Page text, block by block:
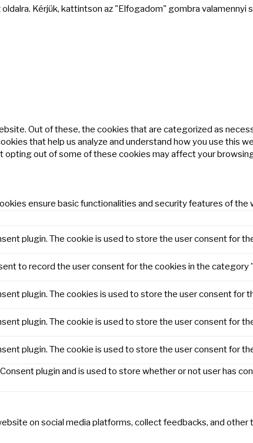
Kérjük, kattintson az "Elfogadom" gombra valamennyi
Out of these, the cookies that are categorized as
that help us analyze and understand how you use this
out of some of these cookies may affect your
ensure basic functionalities and security features of the
plugin. The cookie is used to store the user consent for
to record the user consent for the cookies in the category
plugin. The cookies is used to store the user consent for
plugin. The cookie is used to store the user consent for
plugin. The cookie is used to store the user consent for
plugin and is used to store whether or not user has
on social media platforms, collect feedbacks, and other